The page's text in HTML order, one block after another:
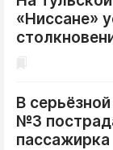
«Ниссане»
В
№3
пассажирка